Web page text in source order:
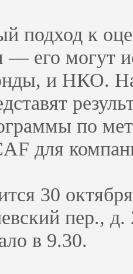
подход к
его могут
и НКО.
по
для
30
пер.,
в 9.30.